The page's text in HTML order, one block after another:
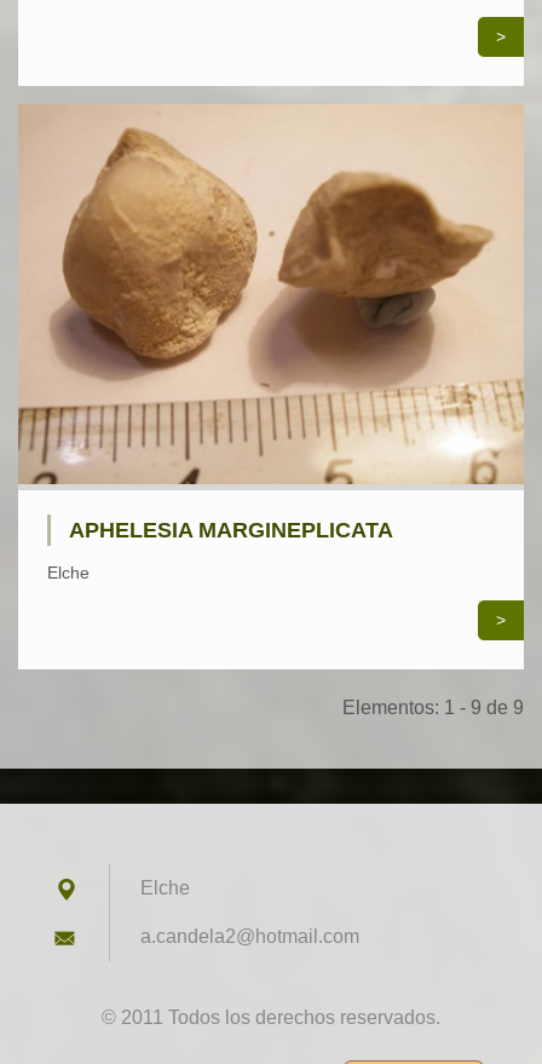
>
APHELESIA MARGINEPLICATA
Elche
>
Elementos: 1 - 9 de 9
Elche
a.candel a2@hotmail.com
© 2011 Todos los derechos reservados.